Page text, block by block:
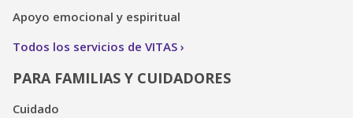
Apoyo emocional y espiritual
Todos los servicios de VITAS
PARA FAMILIAS Y CUIDADORES
Cuidado